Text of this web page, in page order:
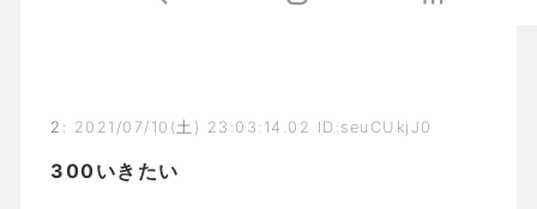
2 : 2021/07/10(土) 23:03:14.02 ID:seuCUkjJ0
300いきたい